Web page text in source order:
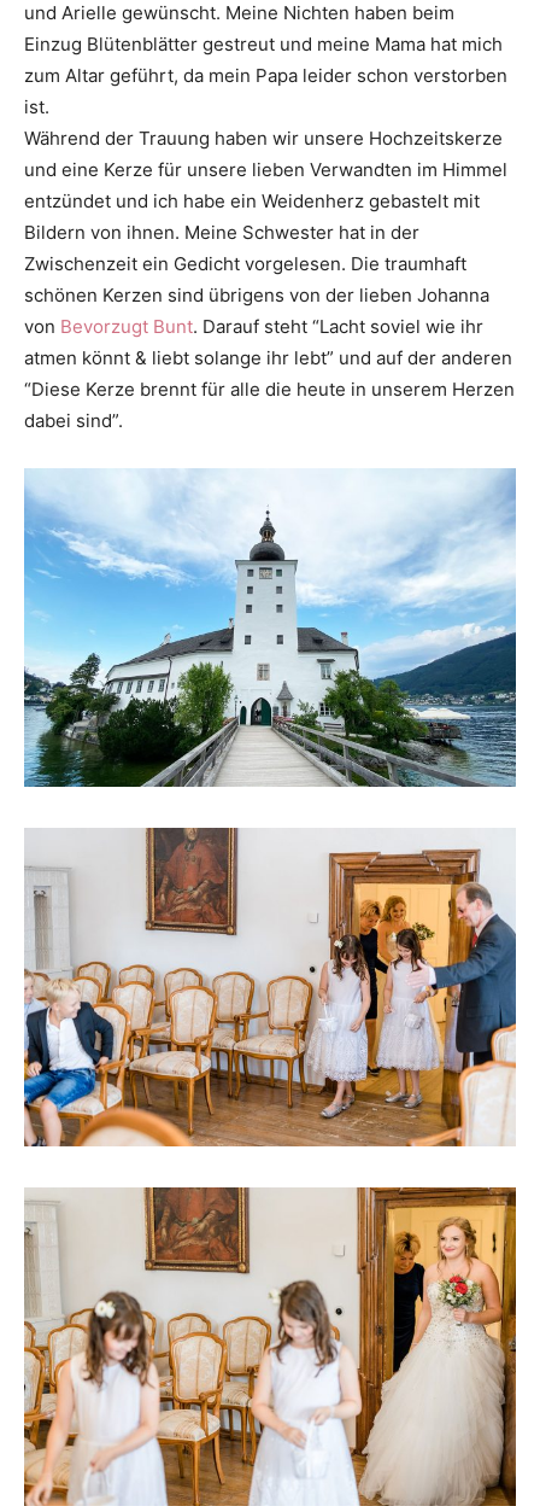
und Arielle gewünscht. Meine Nichten haben beim
Einzug Blütenblätter gestreut und meine Mama hat mich
zum Altar geführt, da mein Papa leider schon verstorben
ist.
Während der Trauung haben wir unsere Hochzeitskerze
und eine Kerze für unsere lieben Verwandten im Himmel
entzündet und ich habe ein Weidenherz gebastelt mit
Bildern von ihnen. Meine Schwester hat in der
Zwischenzeit ein Gedicht vorgelesen. Die traumhaft
schönen Kerzen sind übrigens von der lieben Johanna
von Bevorzugt Bunt. Darauf steht “Lacht soviel wie ihr
atmen könnt & liebt solange ihr lebt” und auf der anderen
“Diese Kerze brennt für alle die heute in unserem Herzen
dabei sind”.